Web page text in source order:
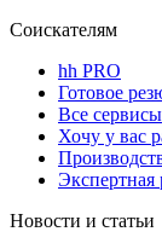
Соискателям
hh PRO
Готовое
Все сервисы
Хочу у вас
Экспертная
Новости и статьи